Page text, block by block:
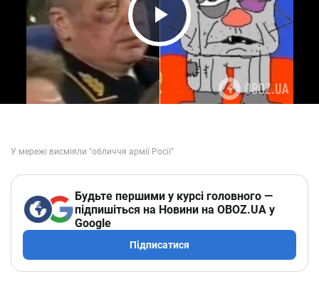
Play Video
Будьте першими у курсі головного —
підпишіться на Новини на OBOZ.UA у
Google
Підписатися